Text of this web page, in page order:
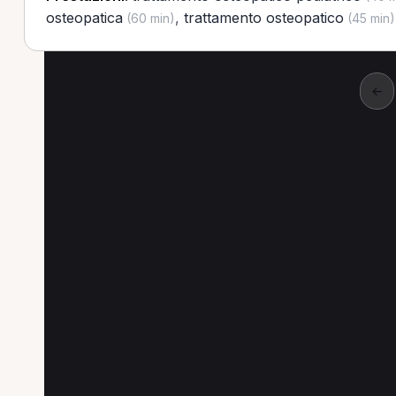
osteopatica(60 min), trattamento osteopatico (45 min)
←